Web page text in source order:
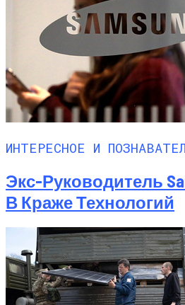
ИНТЕРЕСНОЕ И
Экс-Руководитель
В Краже Технологий